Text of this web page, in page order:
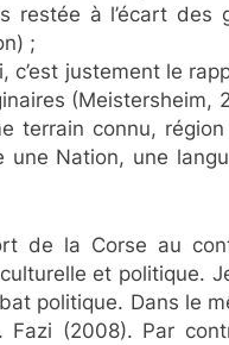
restée à l’écart
;
c’est justement le
(Meistersheim,
terrain connu,
Nation, une
de la Corse au
et politique.
politique. Dans le
Fazi (2008). Par